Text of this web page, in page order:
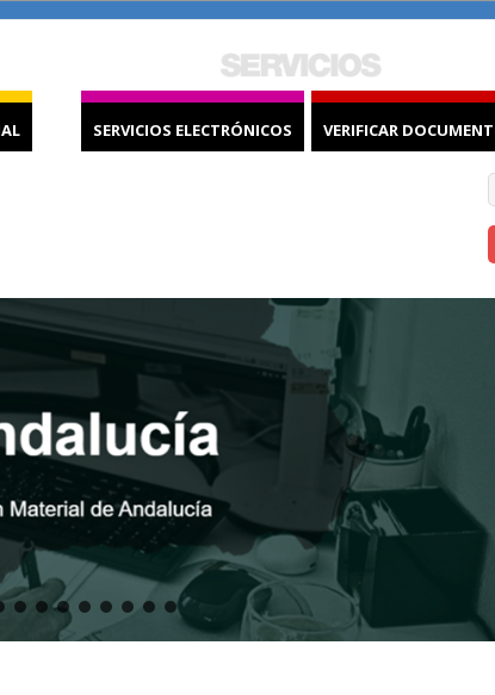
SERVICIOS ELECTRÓNICOS VERIFICAR